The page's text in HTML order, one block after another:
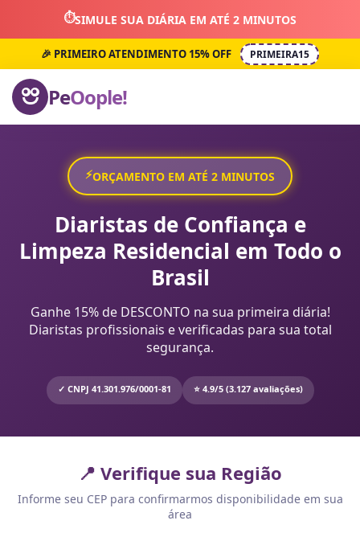
⏱️SIMULE SUA DIÁRIA EM ATÉ 2 MINUTOS
🎉 PRIMEIRO ATENDIMENTO 15% OFF PRIMEIRA15
PeOople!
⚡ORÇAMENTO EM ATÉ 2 MINUTOS
Diaristas de Confiança e
Limpeza Residencial em Todo o
Brasil
Ganhe 15% de DESCONTO na sua primeira diária!
Diaristas profissionais e verificadas para sua total
segurança.
✓ CNPJ 41.301.976/0001-81 ⭐ 4.9/5 (3.127 avaliações)
📍 Verifique sua Região
Informe seu CEP para confirmarmos disponibilidade em sua
área